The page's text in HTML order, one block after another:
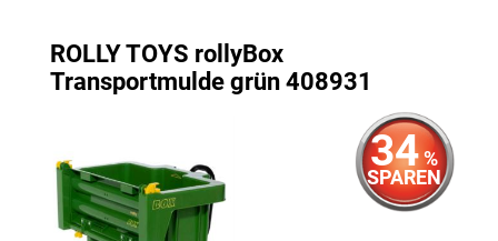
ROLLY TOYS rollyBox
Transportmulde grün 408931
34%
SPAREN